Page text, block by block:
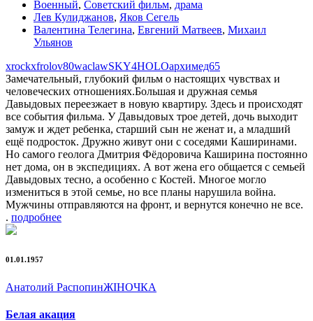
Военный, Советский фильм, драма
Лев Кулиджанов, Яков Сегель
Валентина Телегина, Евгений Матвеев, Михаил
Ульянов
xrockxfrolov80waclawSKY4HOLOархимед65
Замечательный, глубокий фильм о настоящих чувствах и
человеческих отношениях.Большая и дружная семья
Давыдовых переезжает в новую квартиру. Здесь и происходят
все события фильма. У Давыдовых трое детей, дочь выходит
замуж и ждет ребенка, старший сын не женат и, а младший
ещё подросток. Дружно живут они с соседями Каширинами.
Но самого геолога Дмитрия Фёдоровича Каширина постоянно
нет дома, он в экспедициях. А вот жена его общается с семьей
Давыдовых тесно, а особенно с Костей. Многое могло
измениться в этой семье, но все планы нарушила война.
Мужчины отправляются на фронт, и вернутся конечно не все.
. подробнее
01.01.1957
Анатолий РаспопинЖIНОЧКА
Белая акация